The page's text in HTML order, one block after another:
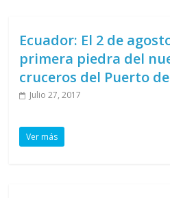
Ecuador: El 2 de
primera piedra del
cruceros del Puerto
Julio 27, 2017
Ver más